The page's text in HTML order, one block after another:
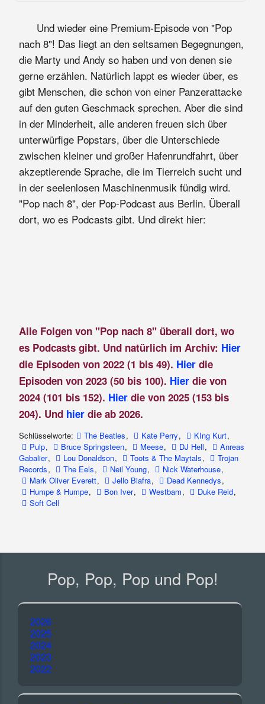
Und wieder eine Premium-Episode von "Pop
nach 8"! Das liegt an den seltsamen Begegnungen,
die Marty und Andy so haben und von denen sie
gerne erzählen. Natürlich lappt es wieder über, es
gibt Menschen, die schon von einer Panzerattacke
auf den guten Geschmack sprechen. Aber die sind
in der Minderheit, alle anderen freuen sich über
unterwürfige Popstars, über die Unterschiede
zwischen kleiner und großer Hafenrundfahrt, über
akzeptierende Sprache, die im Tierreich sucht und
in der seelenlosen Maschinenmusik fündig wird.
"Pop nach 8", der Pop-Podcast aus Berlin. Überall
dort, wo es Podcasts gibt. Und direkt hier:
Alle Folgen von "Pop nach 8" überall dort, wo
es Podcasts gibt. Und natürlich im Archiv: Hier
die Episoden von 2022 (1 bis 49). Hierdie
Episoden von 2023 (50 bis 100). Hier die von
2024 (101 bis 152). Hier die von 2025 (153 bis
204). Und hier die ab 2026.
Schlüsselworte: The Beatles, Kate Perry, KIng Kurt,
Pulp, Bruce Springsteen, Meese, DJ Hell,
Anreas
Gabalier, Lou Donaldson, Toots & The Maytals,
Trojan
Records, The Eels, Neil Young, Nick Waterhouse,
Mark Oliver Everett, Jello Biafra, Dead Kennedys,
Humpe & Humpe, Bon Iver, Westbam, Duke Reid,
Soft Cell
Pop, Pop, Pop und Pop!
2026
2025
2024
2023
2022